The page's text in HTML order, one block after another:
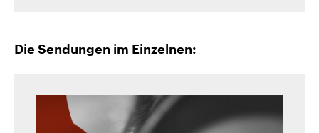
Die Sendungen im Einzelnen: